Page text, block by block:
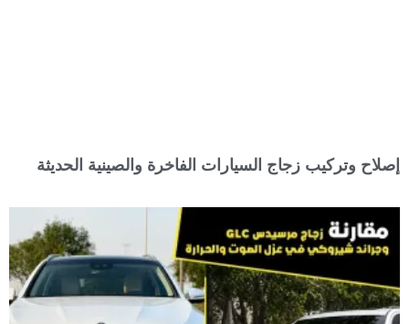
إصلاح وتركيب زجاج السيارات الفاخرة والصينية الحديثة